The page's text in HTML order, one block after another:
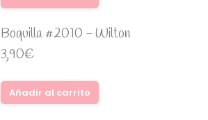
Boquilla #2010 - Wilton
3,90€
Añadir al carrito